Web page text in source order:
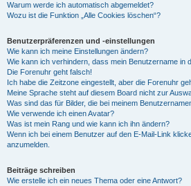
Warum werde ich automatisch abgemeldet?
Wozu ist die Funktion „Alle Cookies löschen“?
Benutzerpräferenzen und -einstellungen
Wie kann ich meine Einstellungen ändern?
Wie kann ich verhindern, dass mein Benutzername in
Die Forenuhr geht falsch!
Ich habe die Zeitzone eingestellt, aber die Forenuhr
Meine Sprache steht auf diesem Board nicht zur
Was sind das für Bilder, die bei meinem
Wie verwende ich einen Avatar?
Was ist mein Rang und wie kann ich ihn ändern?
Wenn ich bei einem Benutzer auf den E-Mail-Link
anzumelden.
Beiträge schreiben
Wie erstelle ich ein neues Thema oder eine Antwort?